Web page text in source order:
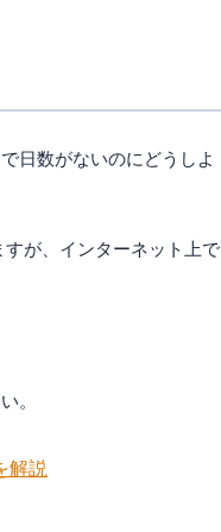
日数がないのにどうしよ
が、インターネット上で
。
解説